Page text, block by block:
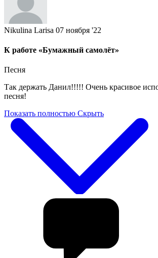
Nikulina Larisa 07 ноября '22
К работе «Бумажный самолёт»
Песня
Так держать Данил!!!!! Очень красивое
песня!
Показать полностью Скрыть